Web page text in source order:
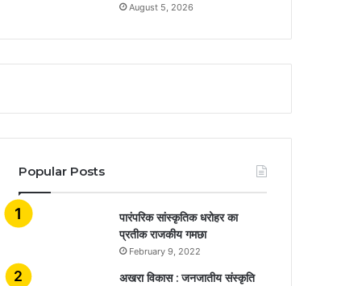
August 5, 2026
Popular Posts
​​​​​​​पारंपरिक सांस्कृतिक धरोहर का
प्रतीक राजकीय गमछा
February 9, 2022
अखरा विकास : जनजातीय संस्कृति